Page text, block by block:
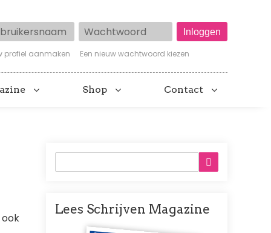
Wachtwoord
profiel aanmaken Een nieuw wachtwoord kiezen
Shop Contact
Lees Schrijven Magazine
Afbeelding